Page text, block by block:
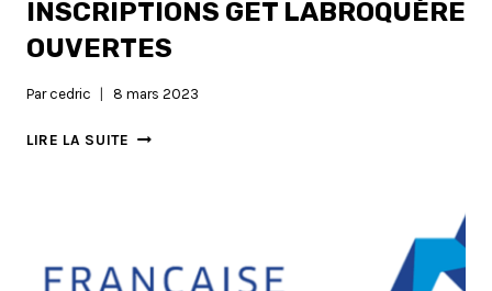
INSCRIPTIONS GET LABROQUÈRE
OUVERTES
Par cedric 8 mars 2023
LIRE LA SUITE INSCRIPTIONS